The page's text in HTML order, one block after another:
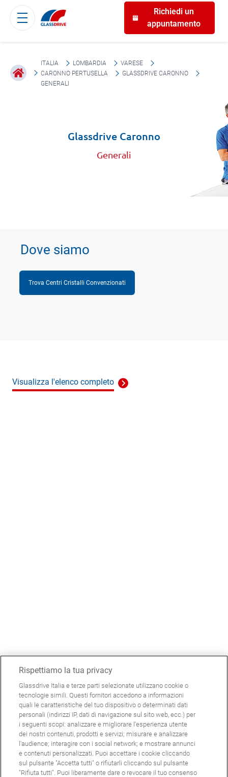
Richiedi un
appuntamento
ITALIA LOMBARDIA
VARESE
CARONNO PERTUSELLA
GLASSDRIVE CARONNO
GENERALI
Glassdrive Caronno
Generali
Dove siamo
Trova Centri Cristalli Convenzionati
Visualizza l'elenco completo
Rispettiamo la tua privacy
Glassdrive Italia e terze parti selezionate utilizzano cookie o
tecnologie simili. Questi fornitori accedono a informazioni
quali le caratteristiche del tuo dispositivo o determinati dati
personali (indirizzi IP, dati di navigazione sul sito web, ecc.) per
i seguenti scopi: analizzare e migliorare l'esperienza utente
dei nostri contenuti, prodotti e servizi; misurare e analizzare
l'audience; interagire con i social network; e mostrare annunci
e contenuti personalizzati. Puoi accettare i cookie cliccando
sul pulsante "Accetta tutti" o rifiutarli cliccando sul pulsante
"Rifiuta tutti". Puoi liberamente dare o revocare il tuo consenso